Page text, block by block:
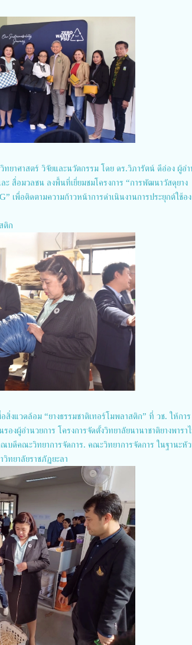
ทยาศาสตร์ วิจัยและนวัตกรรม โดย ดร.วิภารัตน์ ดีอ่อง ผู้อ
สื่อมวลชน ลงพื้นที่เยี่ยมชมโครงการ “การพัฒนาวัสดุยาง
เพื่อติดตามความก้าวหน้าการดำเนินงานการประยุกต์ใช้อ
ติก
งแวดล้อม “ยางธรรมชาติเทอร์โมพลาสติก” ที่ วช. ให้การ
ผู้อำนวยการ โครงการจัดตั้งวิทยาลัยนานาชาติยางพารา
ดีคณะวิทยาการจัดการ. คณะวิทยาการจัดการ ในฐานะหั
วิทยาลัยราชภัฏยะลา